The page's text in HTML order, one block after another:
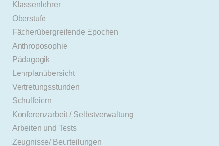
Klassenlehrer
Oberstufe
Fächerübergreifende Epochen
Anthroposophie
Pädagogik
Lehrplanübersicht
Vertretungsstunden
Schulfeiern
Konferenzarbeit / Selbstverwaltung
Arbeiten und Tests
Zeugnisse/ Beurteilungen